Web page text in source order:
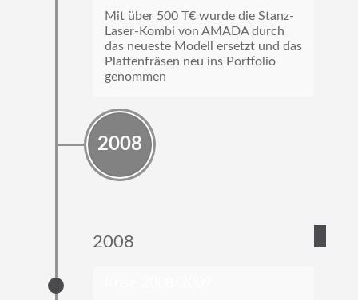
Mit über 500 T€ wurde die Stanz-
Laser-Kombi von AMADA durch
das neueste Modell ersetzt und das
Plattenfräsen neu ins Portfolio
genommen
2008
2008